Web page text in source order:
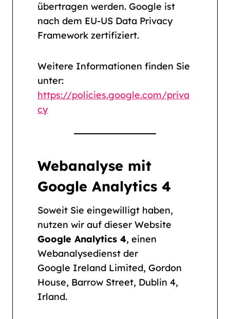
übertragen werden. Google ist
nach dem EU-US Data Privacy
Framework zertifiziert.
Weitere Informationen finden Sie
unter:
https://policies.google.com/priva
cy
Webanalyse mit
Google Analytics 4
Soweit Sie eingewilligt haben,
nutzen wir auf dieser Website
Google Analytics 4, einen
Webanalysedienst der
Google Ireland Limited, Gordon
House, Barrow Street, Dublin 4,
Irland.